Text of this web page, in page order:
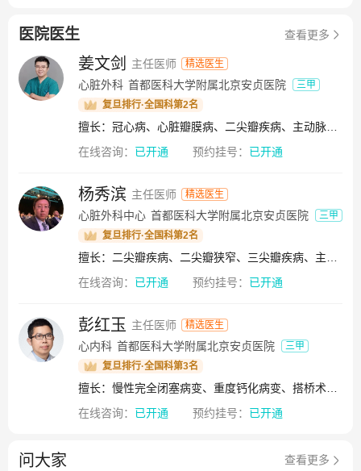
程，于2024年10月19日正式开诊。通州院区立足副中心，辐
周边京津冀人群心血管急危重症救治和基本医疗保障任务。
医院现为国家心血管疾病临床医学研究中心，国家区域医疗
中心建设输出医院，2021年以来连续三年心脏内科和心脏外
科单中心手术例数位居全国第一，医疗质量位于全国前列，
临床能力达到国际一流，努力打造心血管疾病救治的最后一
管内科），国家临床重点专科5个（心血管内科、心脏大血管
外科、老年病科、妇科、重症医学科），省级临床重点专科7
个（儿科、心血管内科、重症医学科、医学影像科、医学检
验科、流行病学、麻醉科），北京市质控中心2个（体外生命
和护理学院第十临床教学部。有博士生培养点18个，博士生
1900余人。有北京市住院医师规范化培训基地16个，国家专
科医师规范化培训基地3个。多年来，医院为全国各地培养了
万余名高水平的心肺血管相关学科人才。医院拥有科技部创
新团队、科技部创新人才培养示范基地、教育部心血管重塑
室等5个国家级平台和17个省部级平台。建设专病数据库及样
体系。建立了全国规模最大的冠心病专病队列、房颤队列。
医院医生 查看更多
姜文剑 主任医师 精选医生
心脏外科 首都医科大学附属北京安贞医院
三甲
复旦排行·全国科第2名
擅长：冠心病、心脏瓣膜病、二尖瓣疾病、主动脉瓣疾病、多瓣膜病、心肌梗死、主动脉夹层、急性心内膜炎、亚急性心内膜炎、感染性心内膜炎、房间隔缺损
在线咨询： 已开通 预约挂号： 已开通
杨秀滨 主任医师 精选医生
心脏外科中心 首都医科大学附属北京安贞医院
三甲
复旦排行·全国科第2名
擅长：二尖瓣疾病、二尖瓣狭窄、三尖瓣疾病、主动脉瓣疾病、主动脉瓣狭窄、主动脉瓣关闭不全、肺动脉瓣疾病、三尖瓣下移畸形、冠心病、心肌桥、心绞痛、心肌梗死、肥厚性心肌病、缩窄性心包炎、亚急性心内膜炎
在线咨询： 已开通 预约挂号： 已开通
彭红玉 主任医师 精选医生
心内科 首都医科大学附属北京安贞医院
三甲
复旦排行·全国科第3名
擅长：慢性完全闭塞病变、重度钙化病变、搭桥术后桥血管失败、慢性肾功能不全合并冠心病、冠心病合并心力衰竭、慢性肾功能不全、外周血管疾病、脑血管疾病、恶性肿瘤
在线咨询： 已开通 预约挂号： 已开通
问大家 查看更多